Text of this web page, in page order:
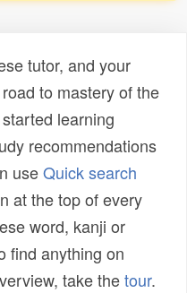
tutor, and your
to mastery of the
learning
recommendations
useQuick search
at the top of every
word, kanji or
find anything on
take thetour.